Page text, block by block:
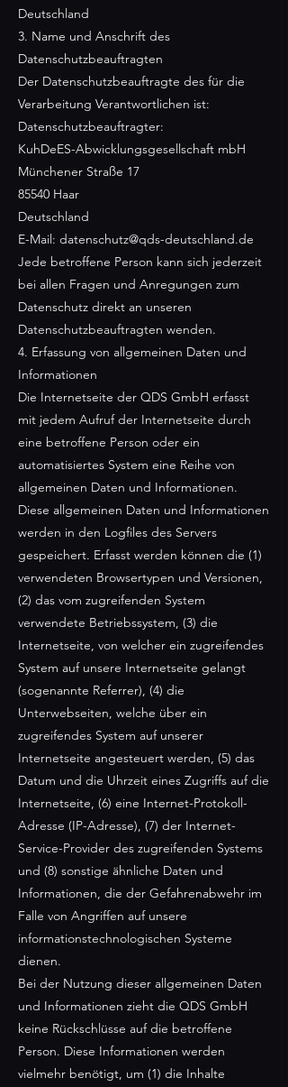
Deutschland
3. Name und Anschrift des
Datenschutzbeauftragten
Der Datenschutzbeauftragte des für die
Verarbeitung Verantwortlichen ist:
Datenschutzbeauftragter:
KuhDeES-Abwicklungsgesellschaft mbH
Münchener Straße 17
85540 Haar
Deutschland
E-Mail: datenschutz@qds-deutschland.de
Jede betroffene Person kann sich jederzeit
bei allen Fragen und Anregungen zum
Datenschutz direkt an unseren
Datenschutzbeauftragten wenden.
4. Erfassung von allgemeinen Daten und
Informationen
Die Internetseite der QDS GmbH erfasst
mit jedem Aufruf der Internetseite durch
eine betroffene Person oder ein
automatisiertes System eine Reihe von
allgemeinen Daten und Informationen.
Diese allgemeinen Daten und Informationen
werden in den Logfiles des Servers
gespeichert. Erfasst werden können die (1)
verwendeten Browsertypen und Versionen,
(2) das vom zugreifenden System
verwendete Betriebssystem, (3) die
Internetseite, von welcher ein zugreifendes
System auf unsere Internetseite gelangt
(sogenannte Referrer), (4) die
Unterwebseiten, welche über ein
zugreifendes System auf unserer
Internetseite angesteuert werden, (5) das
Datum und die Uhrzeit eines Zugriffs auf die
Internetseite, (6) eine Internet-Protokoll-
Adresse (IP-Adresse), (7) der Internet-
Service-Provider des zugreifenden Systems
und (8) sonstige ähnliche Daten und
Informationen, die der Gefahrenabwehr im
Falle von Angriffen auf unsere
informationstechnologischen Systeme
dienen.
Bei der Nutzung dieser allgemeinen Daten
und Informationen zieht die QDS GmbH
keine Rückschlüsse auf die betroffene
Person. Diese Informationen werden
vielmehr benötigt, um (1) die Inhalte